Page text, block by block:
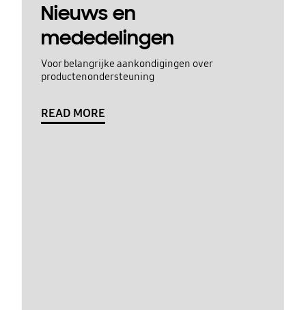
Nieuws en
mededelingen
Voor belangrijke aankondigingen over
productenondersteuning
READ MORE